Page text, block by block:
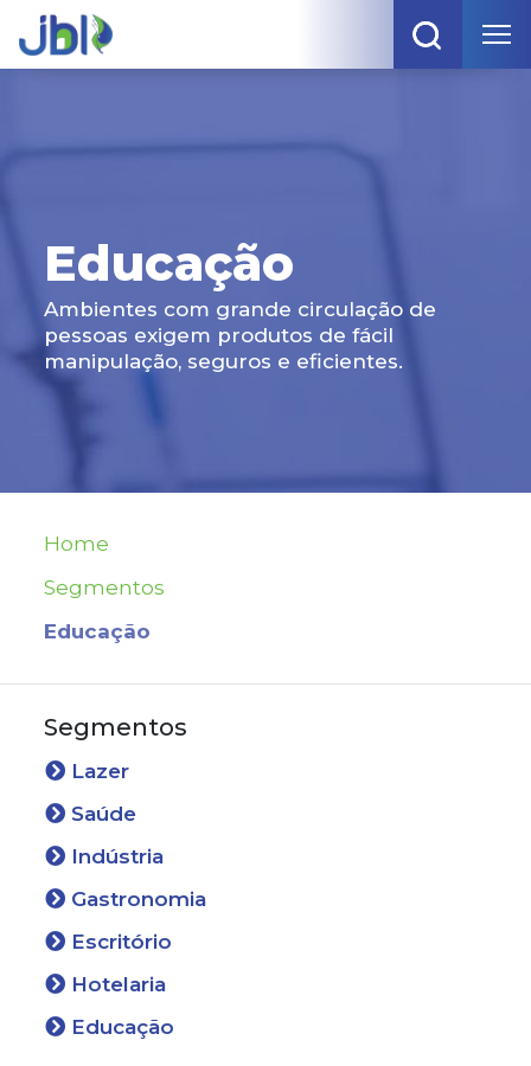
Educação
Ambientes com grande circulação de
pessoas exigem produtos de fácil
manipulação, seguros e eficientes.
Home
Segmentos
Educação
Segmentos
Lazer
Saúde
Indústria
Gastronomia
Escritório
Hotelaria
Educação